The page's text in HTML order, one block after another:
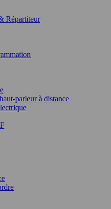
Répartiteur
parleur à distance